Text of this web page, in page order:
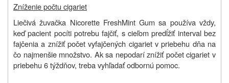
Zníženie počtu cigariet
Liečivá žuvačka Nicorette FreshMint Gum sa používa vždy,
keď pacient pocíti potrebu fajčiť, s cieľom predĺžiť interval bez
fajčenia a znížiť počet vyfajčených cigariet v priebehu dňa na
čo najmenšie množstvo. Ak sa nepodarí znížiť počet cigariet v
priebehu 6 týždňov, treba vyhľadať odbornú pomoc.